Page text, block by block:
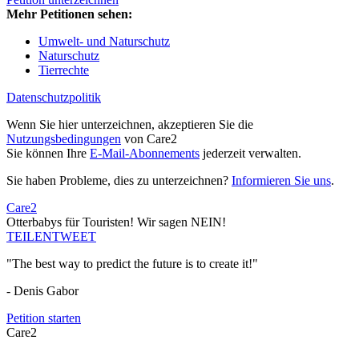
Mehr Petitionen sehen:
Umwelt- und Naturschutz
Naturschutz
Tierrechte
Datenschutzpolitik
Wenn Sie hier unterzeichnen, akzeptieren Sie die
Nutzungsbedingungen von Care2
Sie können Ihre E-Mail-Abonnements jederzeit verwalten.
Sie haben Probleme, dies zu unterzeichnen? Informieren Sie uns.
Care2
Otterbabys für Touristen! Wir sagen NEIN!
TEILENTWEET
"The best way to predict the future is to create it!"
- Denis Gabor
Petition starten
Care2